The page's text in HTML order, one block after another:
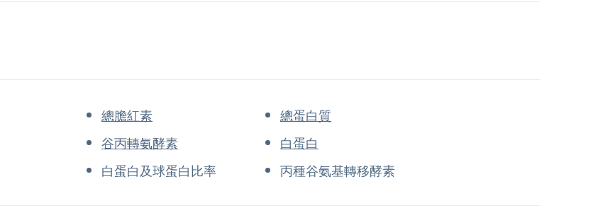
總膽紅素
總蛋白質
谷丙轉氨酵素
白蛋白
白蛋白及球蛋白比率 丙種谷氨基轉移酵素